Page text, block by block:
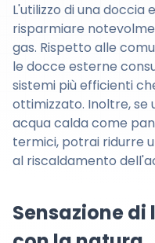
L'utilizzo di una
risparmiare
gas. Rispetto alle
le docce esterne
sistemi più efficienti
ottimizzato. Inoltre, se
acqua calda come
termici, potrai ridurre
al riscaldamento
Sensazione